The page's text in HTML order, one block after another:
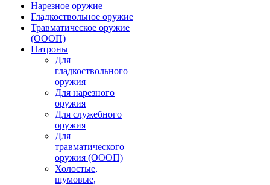
Нарезное оружие
Гладкоствольное оружие
Травматическое оружие
(ОООП)
Патроны
Для
гладкоствольного
оружия
Для нарезного
оружия
Для служебного
оружия
Для
травматического
оружия (ОООП)
Холостые,
шумовые,